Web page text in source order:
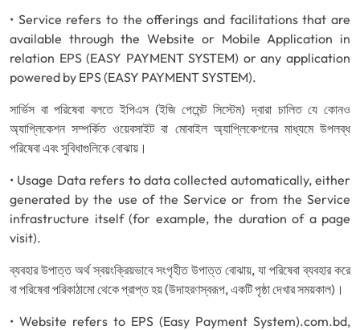
• Service refers to the offerings and facilitations that are
available through the Website or Mobile Application in
relation EPS (EASY PAYMENT SYSTEM) or any application
powered by EPS (EASY PAYMENT SYSTEM).
সার্ভিস বা পরিষেবা বলতে ইপিএস (ইজি পেমেন্ট সিস্টেম) দ্বারা চালিত যে কোনও
অ্যাপ্লিকেশন সম্পর্কিত ওয়েবসাইট বা মোবাইল অ্যাপ্লিকেশনের মাধ্যমে উপলব্ধ
পরিষেবা এবং সুবিধাগুলিকে বোঝায়।
• Usage Data refers to data collected automatically, either
generated by the use of the Service or from the Service
infrastructure itself (for example, the duration of a page
visit).
ব্যবহার উপাত্ত অর্থ স্বয়ংক্রিয়ভাবে সংগৃহীত উপাত্ত বোঝায়, যা পরিষেবা ব্যবহার করে
বা পরিষেবা পরিকাঠামো থেকে প্রাপ্ত হয় (উদাহরণস্বরূপ, একটি পৃষ্ঠা দেখার সময়কাল)।
• Website refers to EPS (Easy Payment System).com.bd,